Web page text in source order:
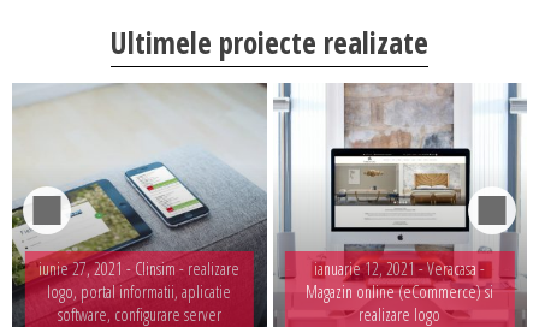
Ultimele proiecte realizate
iunie 27, 2021 - Clinsim - realizare
logo, portal informatii, aplicatie
software, configurare server
ianuarie 12, 2021 -Veracasa -
Magazin online (eCommerce) si
realizare logo